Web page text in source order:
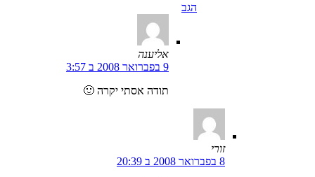
הגב
אליענה
9 בפברואר 2008 ב 3:57
תודה אסתי יקרה 🙂
זורי
8 בפברואר 2008 ב 20:39